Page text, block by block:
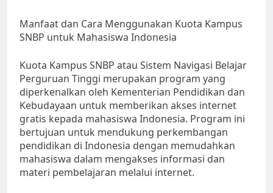
Manfaat dan Cara Menggunakan Kuota Kampus
SNBP untuk Mahasiswa Indonesia
Kuota Kampus SNBP atau Sistem Navigasi Belajar
Perguruan Tinggi merupakan program yang
diperkenalkan oleh Kementerian Pendidikan dan
Kebudayaan untuk memberikan akses internet
gratis kepada mahasiswa Indonesia. Program ini
bertujuan untuk mendukung perkembangan
pendidikan di Indonesia dengan memudahkan
mahasiswa dalam mengakses informasi dan
materi pembelajaran melalui internet.